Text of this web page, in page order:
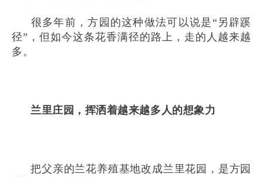
很多年前，方园的这种做法可以说是“另辟蹊
径”，但如今这条花香满径的路上，走的人越来越
多。
兰里庄园，挥洒着越来越多人的想象力
把父亲的兰花养殖基地改成兰里花园，是方园